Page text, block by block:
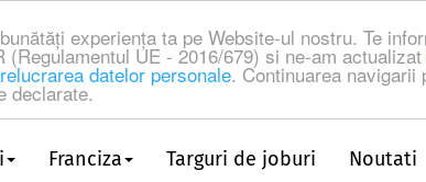
experiența ta pe Website-ul nostru. Te
UE - 2016/679) si ne-am actualizat
datelor personale. Continuarea
declarate.
Franciza Targuri de joburi Noutati